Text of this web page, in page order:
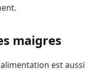
maigres
est aussi